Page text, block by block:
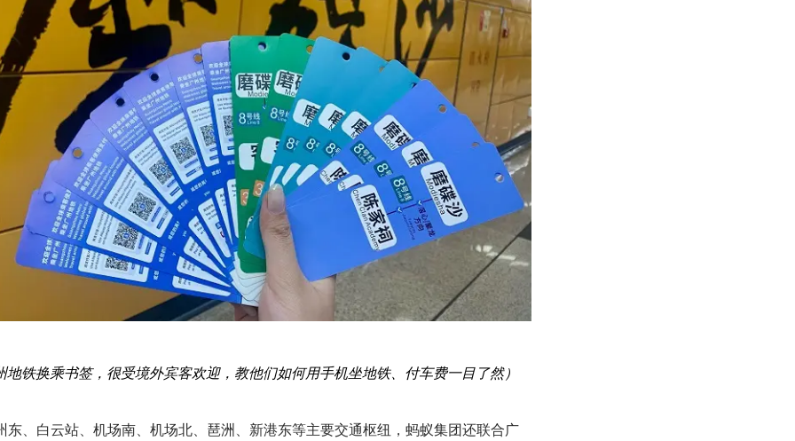
铁换乘书签，很受境外宾客欢迎，教他们如何用手机坐地铁、付车费一目了然）
东、白云站、机场南、机场北、琶洲、新港东等主要交通枢纽，蚂蚁集团还联合广